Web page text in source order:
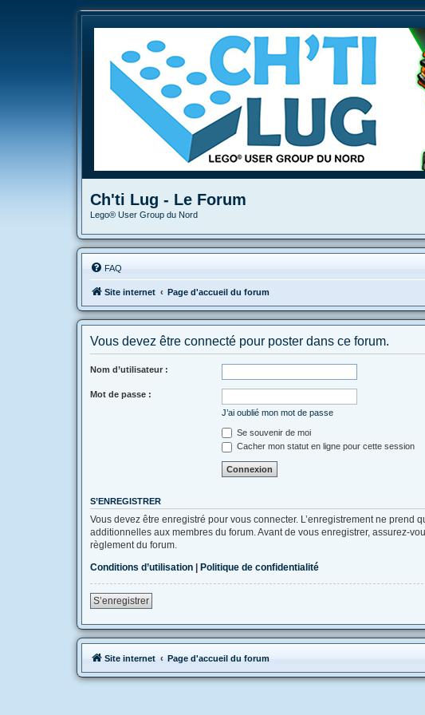
Ch'ti Lug - Le Forum
Lego® User Group du Nord
FAQ
Site internet Page d'accueil du forum
Vous devez être connecté pour poster dans ce forum.
Nom d’utilisateur :
Mot de passe :
J’ai oublié mon mot de passe
Se souvenir de moi
Cacher mon statut en ligne pour cette session
S’ENREGISTRER
Vous devez être enregistré pour vous connecter. L’enregistrement ne
additionnelles aux membres du forum. Avant de vous enregistrer, assurez-
règlement du forum.
Conditions d’utilisation
Politique de confidentialité
S’enregistrer
Site internet Page d'accueil du forum